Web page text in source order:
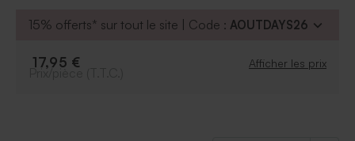
À personnaliser :
Prénom de l'enfant
15% offerts* sur tout le site | Code : AOUTDAYS26
17,95 € Afficher les prix